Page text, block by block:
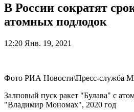
В России сократят
атомных подлодок
12:20 Янв. 19, 2021
Фото РИА Новости\Пресс-служба
Залповый пуск ракет "Булава" с
"Владимир Мономах", 2020 год